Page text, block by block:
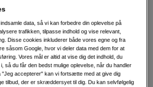
data, så vi kan forbedre din oplevelse på
trafikken, tilpasse indhold og vise relevant,
Disse cookies inkluderer både vores egne og fra
såsom Google, hvor vi deler data med dem for at
Vores mål er altid at vise dig det indhold, du
så du får den bedst mulige oplevelse, når du handler
"Jeg accepterer" kan vi fortsætte med at give dig
tilbud, der er skræddersyet til dig. Du kan selvfølgelig